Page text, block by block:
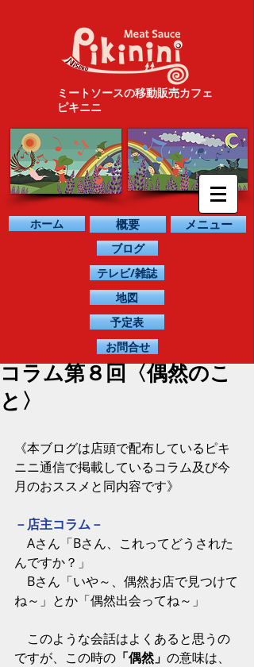
ミートソースの移動販売カフェ
ピキニニ
ホーム 概要 メニュー
ブログ
テレビ/雑誌
地図
予定表
お問合せ
コラム第８回〈偶然のこ
と〉
《本ブログは店頭で配布しているピキ
ニニ通信で掲載しているコラム及び今
月のおススメと同内容です》
－店主コラム－
Aさん「Bさん、これってどうされた
んですか？」
Bさん「いや～、偶然お店で見つけて
ね～」とか「偶然出会ってね～」
このような会話はよくあると思うの
ですが、この時の 「偶然」 の意味は、